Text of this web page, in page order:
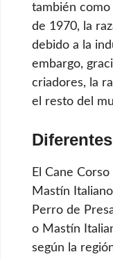
también como
de 1970, la
debido a la
embargo,
criadores, la
el resto del
El Cane
Mastín
Perro de
o Mastín
según la